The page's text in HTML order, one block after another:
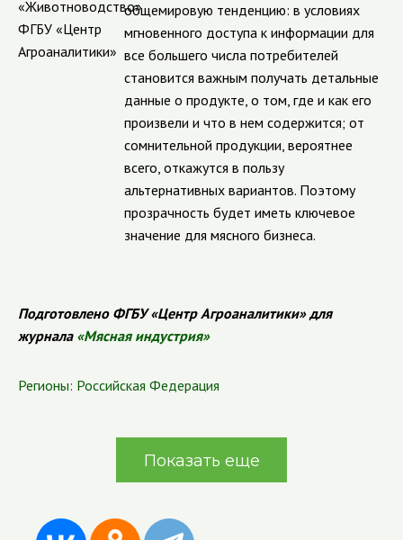
общемировую тенденцию: в условиях
мгновенного доступа к информации для
все большего числа потребителей
становится важным получать детальные
данные о продукте, о том, где и как его
произвели и что в нем содержится; от
сомнительной продукции, вероятнее
всего, откажутся в пользу
альтернативных вариантов. Поэтому
прозрачность будет иметь ключевое
значение для мясного бизнеса.
Подготовлено ФГБУ «Центр Агроаналитики» для
журнала «Мясная индустрия»
Регионы: Российская Федерация
Показать еще